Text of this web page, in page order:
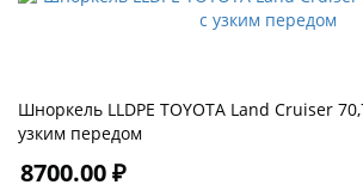
Шноркель LLDPE TOYOTA Land Cruiser
узким передом
8700.00 ₽